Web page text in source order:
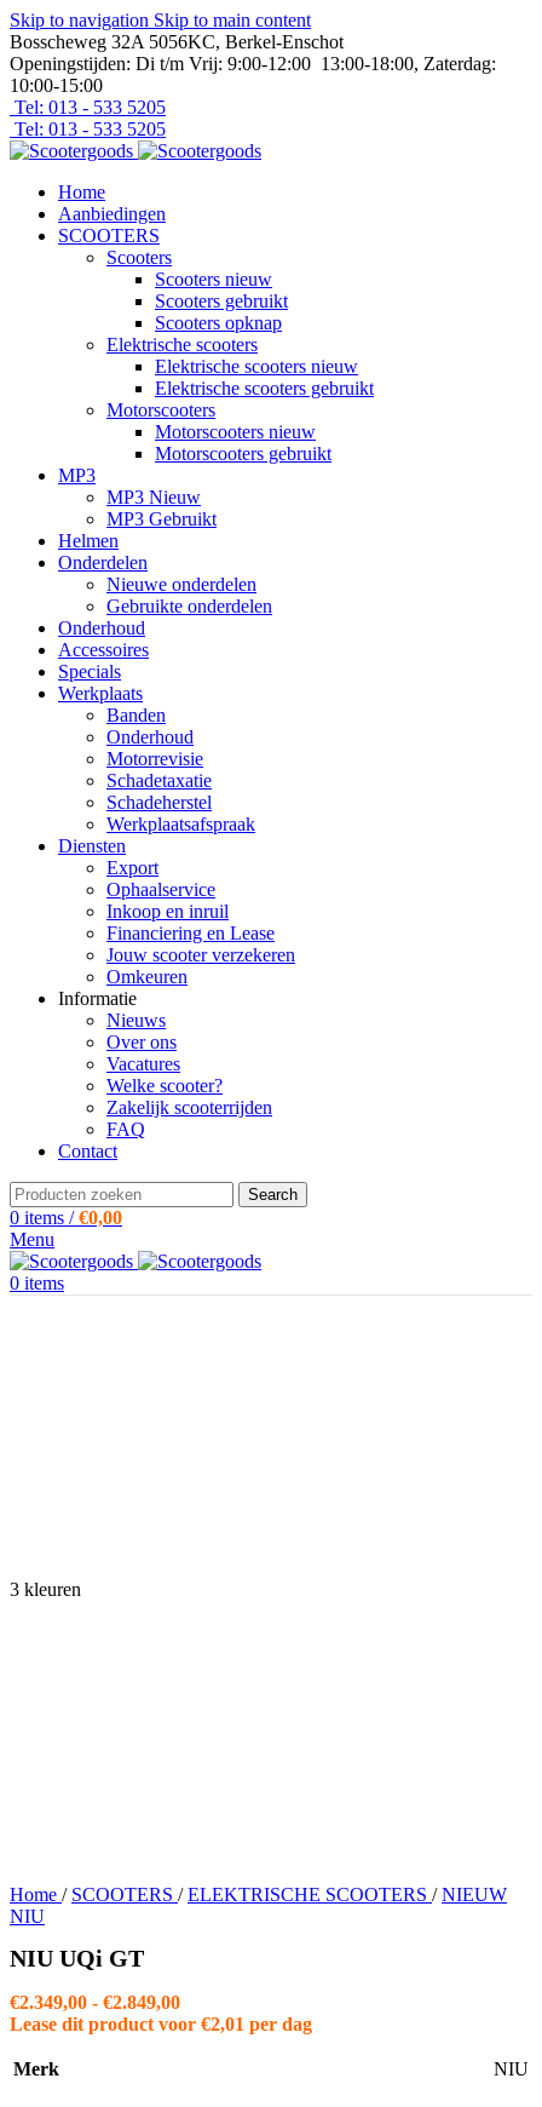
Skip to navigation Skip to main content
Bosscheweg 32A 5056KC, Berkel-Enschot
Openingstijden: Di t/m Vrij: 9:00-12:00 13:00-18:00, Zaterdag:
10:00-15:00
Tel: 013 - 533 5205
Tel: 013 - 533 5205
Home
Aanbiedingen
SCOOTERS
Scooters
Scooters nieuw
Scooters gebruikt
Scooters opknap
Elektrische scooters
Elektrische scooters nieuw
Elektrische scooters gebruikt
Motorscooters
Motorscooters nieuw
Motorscooters gebruikt
MP3
MP3 Nieuw
MP3 Gebruikt
Helmen
Onderdelen
Nieuwe onderdelen
Gebruikte onderdelen
Onderhoud
Accessoires
Specials
Werkplaats
Banden
Onderhoud
Motorrevisie
Schadetaxatie
Schadeherstel
Werkplaatsafspraak
Diensten
Export
Ophaalservice
Inkoop en inruil
Financiering en Lease
Jouw scooter verzekeren
Omkeuren
Informatie
Nieuws
Over ons
Vacatures
Welke scooter?
Zakelijk scooterrijden
FAQ
Contact
Search
0 items / €0,00
Menu
0 items
3 kleuren
Home / SCOOTERS / ELEKTRISCHE SCOOTERS / NIEUW
NIU
NIU UQi GT
€2.349,00 - €2.849,00Prijsklasse:
€2.349,00
Lease dit product voor €2,01 per dag
Merk NIU